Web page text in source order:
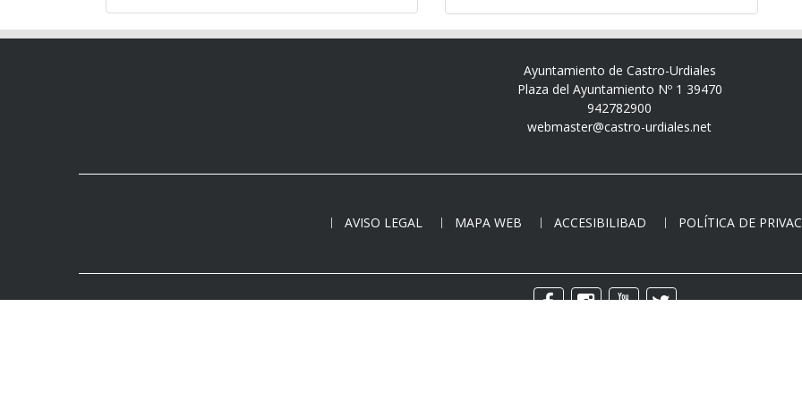
Ayuntamiento de Castro-Urdiales
Plaza del Ayuntamiento Nº 1 39470
942782900
webmaster@castro-urdiales.net
AVISO LEGAL MAPA WEB ACCESIBILIBAD POLÍTICA DE